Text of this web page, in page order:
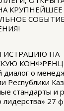
КРУПНЕЙШЕЕ
НА
диалог о
Республики
стандарты и
лидерства» 27